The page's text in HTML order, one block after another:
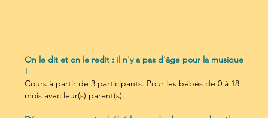
On le dit et on le redit : il n'y a pas d'âge pour la musique
!
Cours à partir de 3 participants. Pour les bébés de 0 à 18
mois avec leur(s) parent(s).